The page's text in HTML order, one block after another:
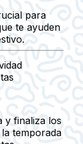
para
te ayuden
y finaliza los
temporada